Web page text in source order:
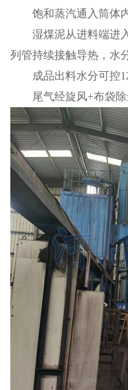
饱和蒸汽通入筒体内
湿煤泥从进料端进入
列管持续接触导热，水
成品出料水分可控
尾气经旋风+布袋除